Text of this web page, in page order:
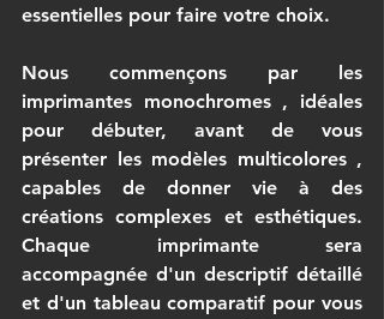
essentielles pour faire votre choix.
imprimantes monochromes , idéales
pour débuter, avant de vous
présenter les modèles multicolores ,
capables de donner vie à des
créations complexes et esthétiques.
Chaque imprimante sera
accompagnée d'un descriptif détaillé
et d'un tableau comparatif pour vous